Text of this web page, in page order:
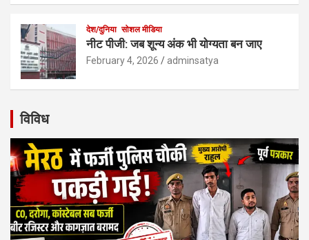
देश/दुनिया सोशल मीडिया
नीट पीजी: जब शून्य अंक भी योग्यता बन जाए
February 4, 2026 adminsatya
विविध